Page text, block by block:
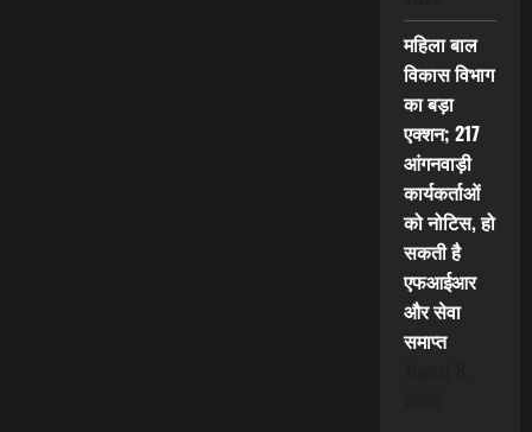
महिला बाल
विकास विभाग
का बड़ा
एक्शन; 217
आंगनवाड़ी
कार्यकर्ताओं
को नोटिस, हो
सकती है
एफआईआर
और सेवा
समाप्त